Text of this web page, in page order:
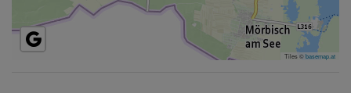
Tiles ©basemap.at